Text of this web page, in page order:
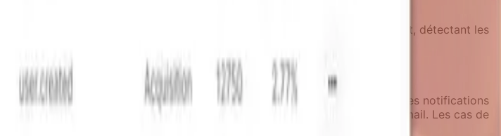
de rétention apparaîtront à travers les canaux avant le lancement, détectant les
de réengagement.
La rétention en phase précoce pourrait bien fonctionner à travers les notifications
complètement arrêté de se connecter ont besoin d'une approche par email. Les cas de
pourraient nécessiter un email immédiat suivi d'un SMS si critique.